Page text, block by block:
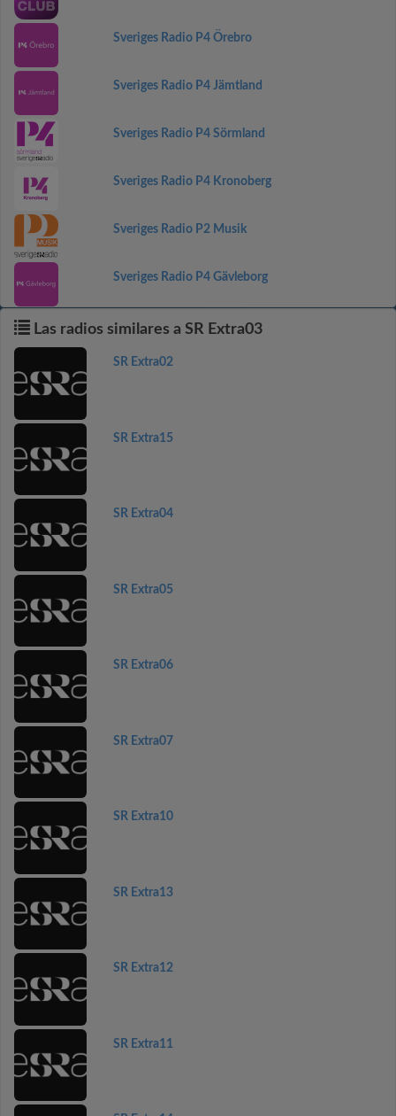
Sveriges Radio P4 Örebro
Sveriges Radio P4 Jämtland
Sveriges Radio P4 Sörmland
Sveriges Radio P4 Kronoberg
Sveriges Radio P2 Musik
Sveriges Radio P4 Gävleborg
Las radios similares a SR Extra03
SR Extra02
SR Extra15
SR Extra04
SR Extra05
SR Extra06
SR Extra07
SR Extra10
SR Extra13
SR Extra12
SR Extra11